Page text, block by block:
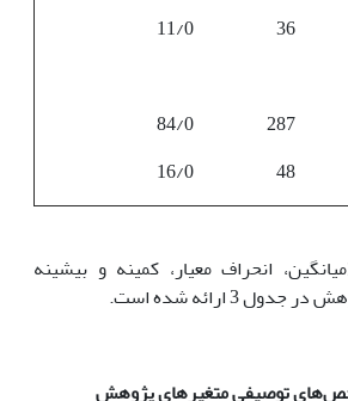
36
11/0
287
84/0
48
16/0
انحراف معیار، کمینه و بیشینه
3 ارائه شده است.